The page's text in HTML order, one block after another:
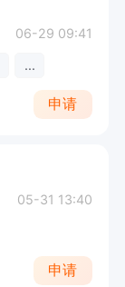
06-29 09:41
...
申请
05-31 13:40
申请